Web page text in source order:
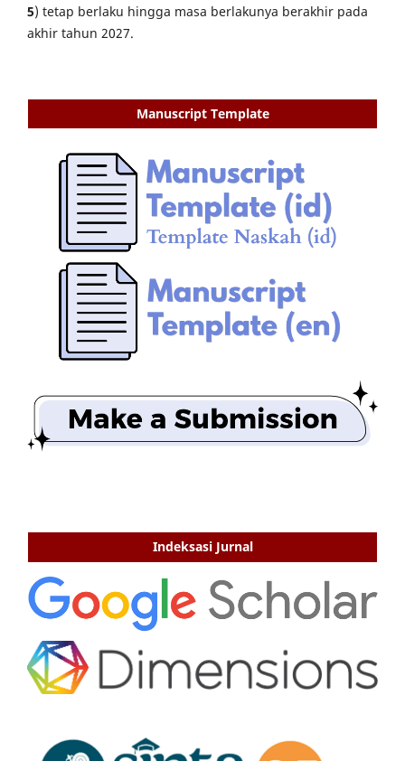
5) tetap berlaku hingga masa berlakunya berakhir pada
akhir tahun 2027.
Manuscript Template
Indeksasi Jurnal